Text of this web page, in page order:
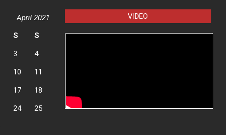
April 2021
S S
3 4
10 11
17 18
24 25
VIDEO